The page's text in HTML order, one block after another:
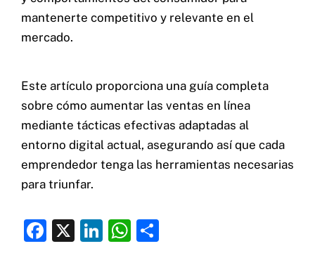
mantenerte competitivo y relevante en el
mercado.
Este artículo proporciona una guía completa
sobre cómo aumentar las ventas en línea
mediante tácticas efectivas adaptadas al
entorno digital actual, asegurando así que cada
emprendedor tenga las herramientas necesarias
para triunfar.
F
X
Li W